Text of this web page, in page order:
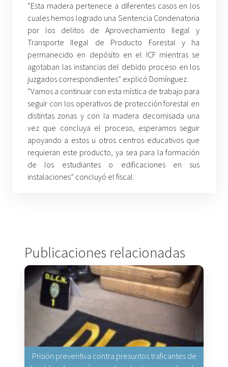
“Esta madera pertenece a diferentes casos en los
cuales hemos logrado una Sentencia Condenatoria
por los delitos de Aprovechamiento Ilegal y
Transporte Ilegal de Producto Forestal y ha
permanecido en depósito en el ICF mientras se
agotaban las instancias del debido proceso en los
juzgados correspondientes” explicó Domínguez.
“Vamos a continuar con esta mística de trabajo para
seguir con los operativos de protección forestal en
distintas zonas y con la madera decomisada una
vez que concluya el proceso, esperamos seguir
apoyando a estos u otros centros educativos que
requieran este producto, ya sea para la formación
de los estudiantes o edificaciones en sus
instalaciones” concluyó el fiscal.
Publicaciones relacionadas
Prisión preventiva contra presuntos traficantes de